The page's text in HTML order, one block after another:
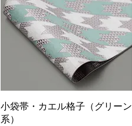
Vista rápida
小袋帯・カエル格子（グリーン
系）